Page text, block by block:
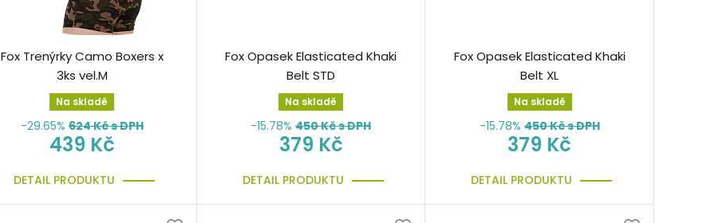
Fox Trenýrky Camo Boxers x
3ks vel.M
Na skladě
-29.65% 624Kč s DPH
439 Kč
DETAIL PRODUKTU
Fox Opasek Elasticated Khaki
Belt STD
Na skladě
-15.78% 450Kč s DPH
379 Kč
DETAIL PRODUKTU
Fox Opasek Elasticated Khaki
Belt XL
Na skladě
-15.78% 450Kč s DPH
379 Kč
DETAIL PRODUKTU